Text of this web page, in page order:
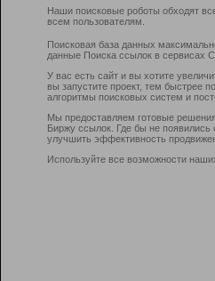
Наши поисковые роботы обходят
всем пользователям.
Поисковая база данных
данные Поиска ссылок в сервисах
У вас есть сайт и вы хотите
вы запустите проект, тем быстрее
алгоритмы поисковых систем и
Мы предоставляем готовые
Биржу ссылок. Где бы не
улучшить эффективность
Используйте все возможности